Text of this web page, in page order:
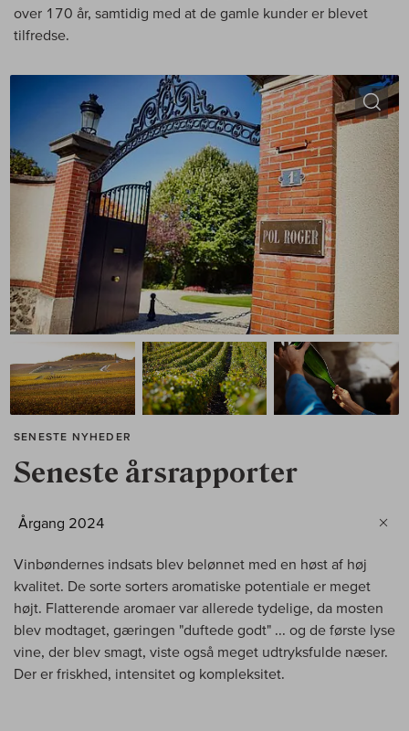
over 170 år, samtidig med at de gamle kunder er blevet
tilfredse.
SENESTE NYHEDER
Seneste årsrapporter
Årgang 2024
Vinbøndernes indsats blev belønnet med en høst af høj
kvalitet. De sorte sorters aromatiske potentiale er meget
højt. Flatterende aromaer var allerede tydelige, da mosten
blev modtaget, gæringen "duftede godt" ... og de første lyse
vine, der blev smagt, viste også meget udtryksfulde næser.
Der er friskhed, intensitet og kompleksitet.